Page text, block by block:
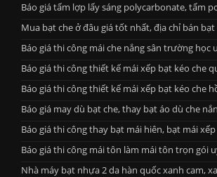
Báo giá tấm lợp lấy sáng polycarbonate, tấm
Mua bạt che ở đâu giá tốt nhất, địa chỉ bán
Báo giá thi công mái che nắng sân trường học
Báo giá thi công thiết kế mái xếp bạt kéo che
Báo giá thi công thiết kế mái xếp bạt kéo che
Báo giá may dù bạt che, thay bạt áo dù che
Báo giá thi công thay bạt mái hiên, bạt mái
Báo giá thi công mái tôn làm mái tôn trọn gói
Nhà máy bạt nhựa 2 da hàn quốc xanh cam,